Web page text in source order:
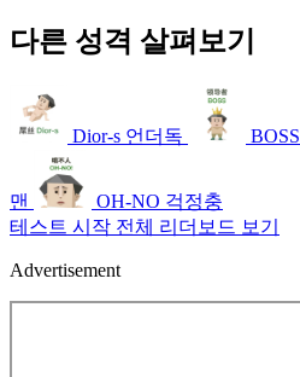
다른 성격 살펴보기
Dior-s 언더독 BOSS
맨 OH-NO 걱정충
테스트 시작 전체 리더보드 보기
Advertisement